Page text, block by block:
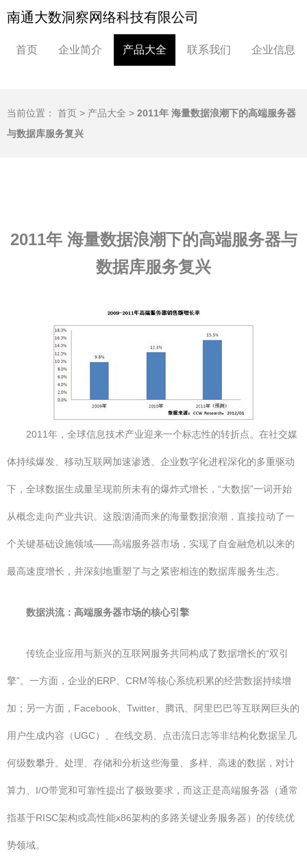
南通大数洞察网络科技有限公司
首页 企业简介 产品大全 联系我们 企业信息
当前位置： 首页 > 产品大全 > 2011年 海量数据浪潮下的高端服务器
与数据库服务复兴
2011年 海量数据浪潮下的高端服务器与
数据库服务复兴
2011年，全球信息技术产业迎来一个标志性的转折点。在社交媒
体持续爆发、移动互联网加速渗透、企业数字化进程深化的多重驱动
下，全球数据生成量呈现前所未有的爆炸式增长，“大数据”一词开始
从概念走向产业共识。这股汹涌而来的海量数据浪潮，直接拉动了一
个关键基础设施领域——高端服务器市场，实现了自金融危机以来的
最高速度增长，并深刻地重塑了与之紧密相连的数据库服务生态。
数据洪流：高端服务器市场的核心引擎
传统企业应用与新兴的互联网服务共同构成了数据增长的“双引
擎”。一方面，企业的ERP、CRM等核心系统积累的经营数据持续增
加；另一方面，Facebook、Twitter、腾讯、阿里巴巴等互联网巨头的
用户生成内容（UGC）、在线交易、点击流日志等非结构化数据呈几
何级数攀升。处理、存储和分析这些海量、多样、高速的数据，对计
算力、I/O带宽和可靠性提出了极致要求，而这正是高端服务器（通常
指基于RISC架构或高性能x86架构的多路关键业务服务器）的传统优
势领域。